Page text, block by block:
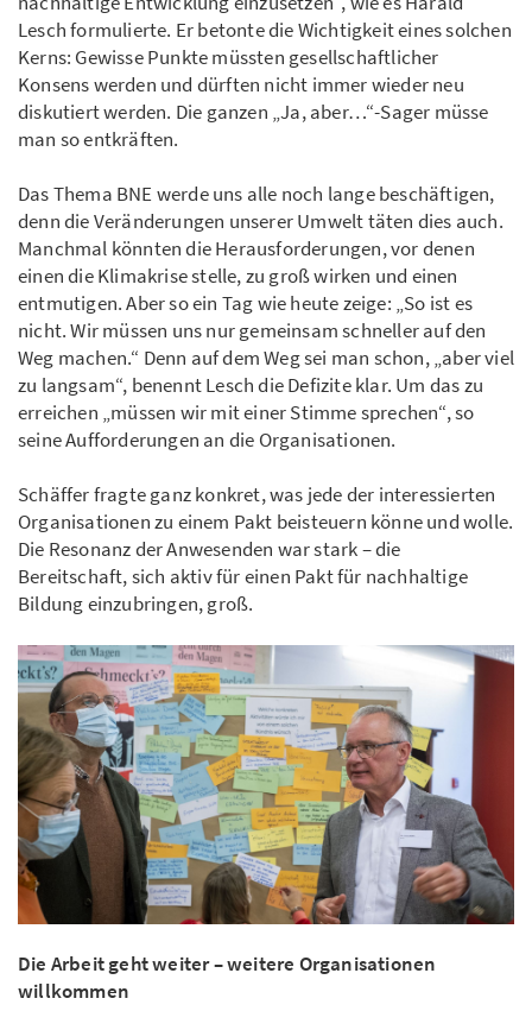
Lesch formulierte. Er betonte die Wichtigkeit eines solchen
Kerns: Gewisse Punkte müssten gesellschaftlicher
Konsens werden und dürften nicht immer wieder neu
diskutiert werden. Die ganzen „Ja, aber…“-Sager müsse
man so entkräften.
Das Thema BNE werde uns alle noch lange beschäftigen,
denn die Veränderungen unserer Umwelt täten dies auch.
Manchmal könnten die Herausforderungen, vor denen
einen die Klimakrise stelle, zu groß wirken und einen
entmutigen. Aber so ein Tag wie heute zeige: „So ist es
nicht. Wir müssen uns nur gemeinsam schneller auf den
Weg machen.“ Denn auf dem Weg sei man schon, „aber viel
zu langsam“, benennt Lesch die Defizite klar. Um das zu
erreichen „müssen wir mit einer Stimme sprechen“, so
seine Aufforderungen an die Organisationen.
Schäffer fragte ganz konkret, was jede der interessierten
Organisationen zu einem Pakt beisteuern könne und wolle.
Die Resonanz der Anwesenden war stark – die
Bereitschaft, sich aktiv für einen Pakt für nachhaltige
Bildung einzubringen, groß.
Die Arbeit geht weiter – weitere Organisationen
willkommen